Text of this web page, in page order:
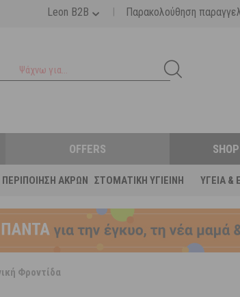
Leon B2B | Παρακολούθηση
ΠΕΡΙΠΟΊΗΣΗ ΆΚΡΩΝ ΣΤΟΜΑΤΙΚΉ ΥΓΙΕΙΝΉ ΥΓΕΊΑ &
OFFERS
Φροντίδα